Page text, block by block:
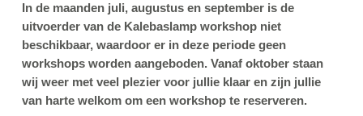
In de maanden juli, augustus en september is de
uitvoerder van de Kalebaslamp workshop niet
beschikbaar, waardoor er in deze periode geen
workshops worden aangeboden. Vanaf oktober staan
wij weer met veel plezier voor jullie klaar en zijn jullie
van harte welkom om een workshop te reserveren.